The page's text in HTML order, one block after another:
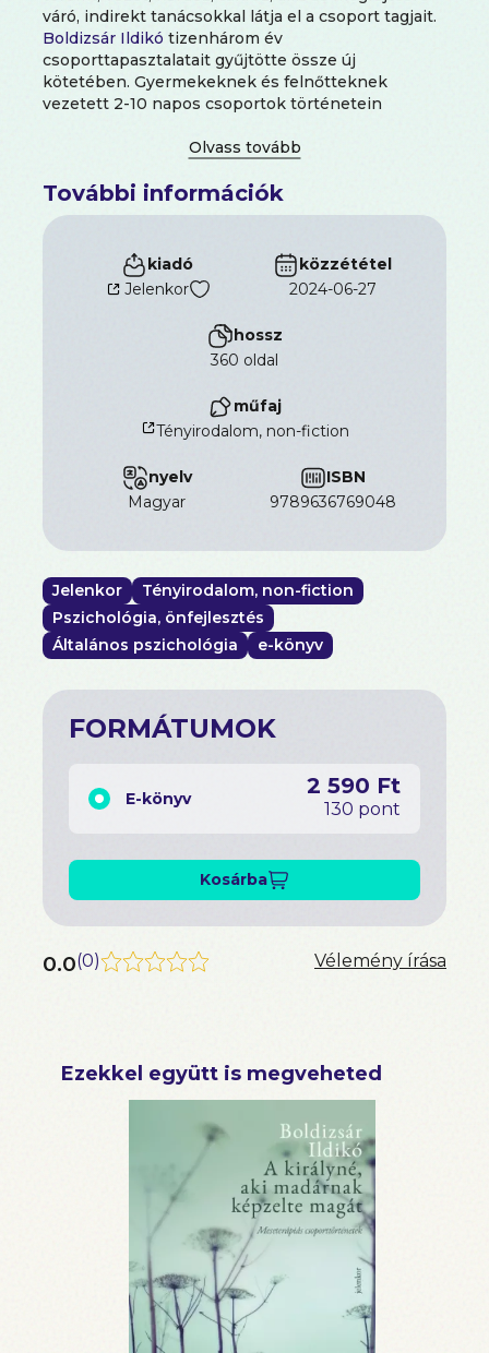
váró, indirekt tanácsokkal látja el a csoport tagjait.
Boldizsár Ildikó tizenhárom év
csoporttapasztalatait gyűjtötte össze új
kötetében. Gyermekeknek és felnőtteknek
vezetett 2-10 napos csoportok történetein
teremtéstörténetek, állatmesék, varázsmesék a
gyermekotthonokban, börtönökben,
betegségekben, gyászban és reménytelenségben.
A kötet második részében pedig egészséges
felnőttek önismereti munkájába pillanthatunk be
különféle típusú mesecsoportokon keresztül.
További információk
kiadó
Jelenkor
közzététel
2024-06-27
hossz
360 oldal
műfaj
Tényirodalom, non-fiction
nyelv
magyar
ISBN
9789636769048
Jelenkor
Tényirodalom, non-fiction
Pszichológia, önfejlesztés
Általános pszichológia
e-könyv
FORMÁTUMOK
E-könyv 2 590 Ft
130 pont
Kosárba
0.0(0) Vélemény írása
Ezekkel együtt is megveheted